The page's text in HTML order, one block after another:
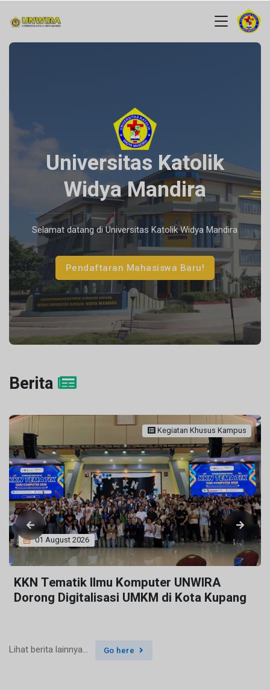
Universitas Katolik
WidyaMandira
Selamat datang di Universitas Katolik Widya Mandira
Pendaftaran Mahasiswa Baru!
Berita
Kegiatan Khusus Kampus
01 August 2026
KKN Tematik Ilmu Komputer UNWIRA
Dorong Digitalisasi UMKM di Kota Kupang
Lihat berita lainnya... Go here